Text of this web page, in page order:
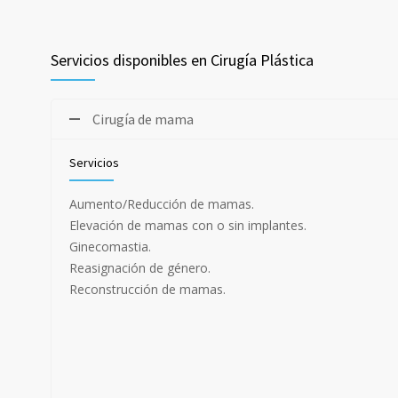
Servicios disponibles en Cirugía Plástica
Cirugía de mama
Servicios
Aumento/Reducción de mamas.
Elevación de mamas con o sin implantes.
Ginecomastia.
Reasignación de género.
Reconstrucción de mamas.